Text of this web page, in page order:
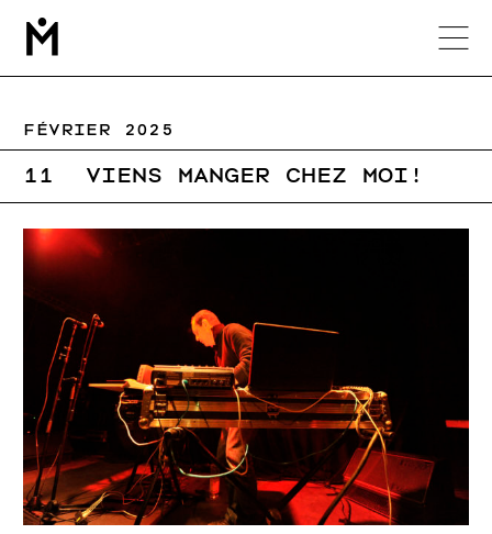
М
FÉVRIER 2025
11 VIENS MANGER CHEZ MOI!